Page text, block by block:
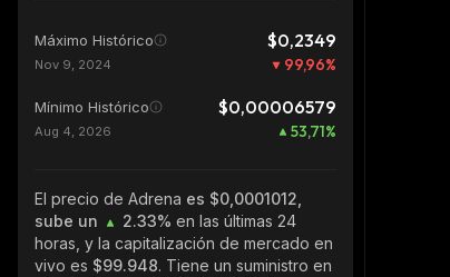
Máximo Histórico $0,2349
Nov 9, 2024 99,96%
Mínimo Histórico $0,00006579
Aug 4, 2026 53,71%
El precio de Adrena es $0,0001012,
sube un
2.33% en las últimas 24
horas, y la capitalización de mercado en
vivo es $99.948. Tiene un suministro en